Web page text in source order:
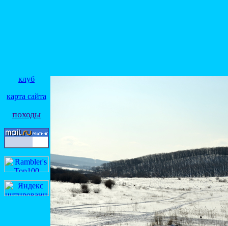
клуб
карта сайта
походы